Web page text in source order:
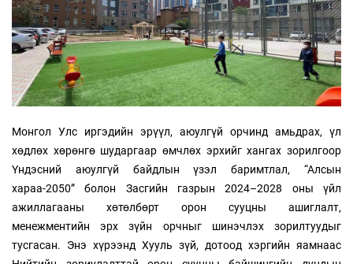
Монгол Улс иргэдийн эрүүл, аюулгүй орчинд амьдрах, үл
хөдлөх хөрөнгө шударгаар өмчлөх эрхийг хангах зорилгоор
Үндэсний аюулгүй байдлын үзэл баримтлал, “Алсын
хараа-2050” болон Засгийн газрын 2024–2028 оны үйл
ажиллагааны хөтөлбөрт орон сууцны ашиглалт,
менежментийн эрх зүйн орчныг шинэчлэх зорилтуудыг
тусгасан. Энэ хүрээнд Хууль зүй, дотоод хэргийн яамнаас